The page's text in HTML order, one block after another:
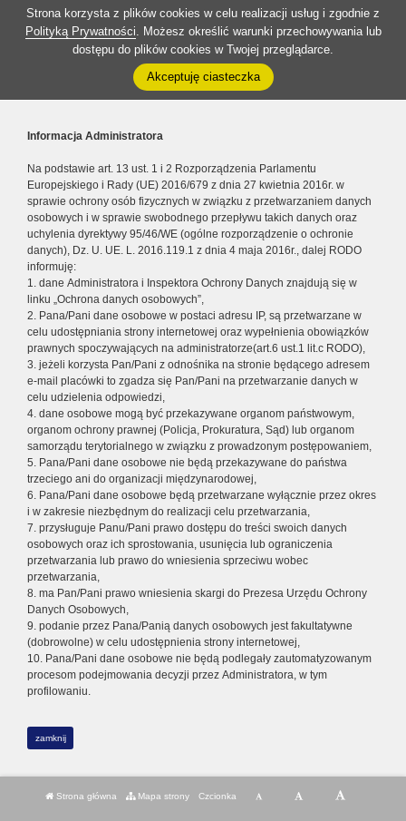
Strona korzysta z plików cookies w celu realizacji usług i zgodnie z
Polityką Prywatności. Możesz określić warunki przechowywania lub
dostępu do plików cookies w Twojej przeglądarce.
Akceptuję ciasteczka
Informacja Administratora
Na podstawie art. 13 ust. 1 i 2 Rozporządzenia Parlamentu
Europejskiego i Rady (UE) 2016/679 z dnia 27 kwietnia 2016r. w
sprawie ochrony osób fizycznych w związku z przetwarzaniem danych
osobowych i w sprawie swobodnego przepływu takich danych oraz
uchylenia dyrektywy 95/46/WE (ogólne rozporządzenie o ochronie
danych), Dz. U. UE. L. 2016.119.1 z dnia 4 maja 2016r., dalej RODO
informuję:
1. dane Administratora i Inspektora Ochrony Danych znajdują się w
linku „Ochrona danych osobowych”,
2. Pana/Pani dane osobowe w postaci adresu IP, są przetwarzane w
celu udostępniania strony internetowej oraz wypełnienia obowiązków
prawnych spoczywających na administratorze(art.6 ust.1 lit.c RODO),
3. jeżeli korzysta Pan/Pani z odnośnika na stronie będącego adresem
e-mail placówki to zgadza się Pan/Pani na przetwarzanie danych w
celu udzielenia odpowiedzi,
4. dane osobowe mogą być przekazywane organom państwowym,
organom ochrony prawnej (Policja, Prokuratura, Sąd) lub organom
samorządu terytorialnego w związku z prowadzonym postępowaniem,
5. Pana/Pani dane osobowe nie będą przekazywane do państwa
trzeciego ani do organizacji międzynarodowej,
6. Pana/Pani dane osobowe będą przetwarzane wyłącznie przez okres
i w zakresie niezbędnym do realizacji celu przetwarzania,
7. przysługuje Panu/Pani prawo dostępu do treści swoich danych
osobowych oraz ich sprostowania, usunięcia lub ograniczenia
przetwarzania lub prawo do wniesienia sprzeciwu wobec
przetwarzania,
8. ma Pan/Pani prawo wniesienia skargi do Prezesa Urzędu Ochrony
Danych Osobowych,
9. podanie przez Pana/Panią danych osobowych jest fakultatywne
(dobrowolne) w celu udostępnienia strony internetowej,
10. Pana/Pani dane osobowe nie będą podlegały zautomatyzowanym
procesom podejmowania decyzji przez Administratora, w tym
profilowaniu.
zamknij
Strona główna Mapa strony Czcionka